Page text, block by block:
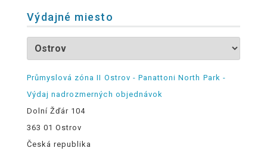
Výdajné miesto
Průmyslová zóna II Ostrov - Panattoni North Park -
Výdaj nadrozmerných objednávok
Dolní Žďár 104
363 01 Ostrov
Česká republika